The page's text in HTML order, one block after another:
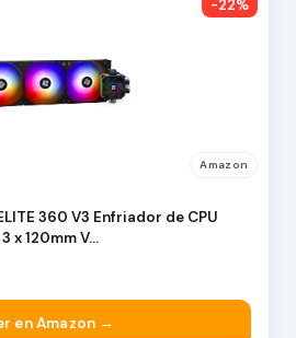
-22%
Amazon
360 V3 Enfriador de CPU
x 120mm V…
en Amazon →